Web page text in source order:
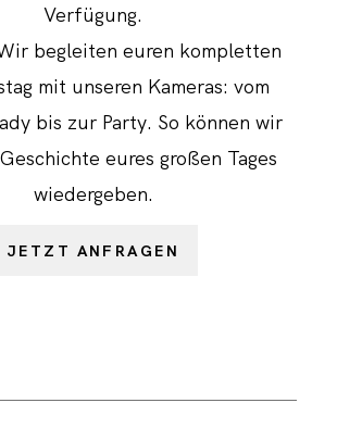
Verfügung.
begleiten euren kompletten
mit unseren Kameras: vom
bis zur Party. So können wir
eures großen Tages
wiedergeben.
JETZT ANFRAGEN